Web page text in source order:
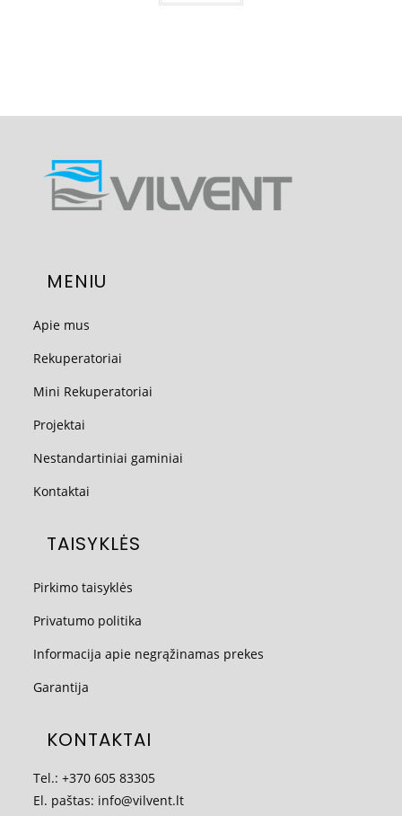
MENIU
Apie mus
Rekuperatoriai
Mini Rekuperatoriai
Projektai
Nestandartiniai gaminiai
Kontaktai
TAISYKLĖS
Pirkimo taisyklės
Privatumo politika
Informacija apie negrąžinamas prekes
Garantija
KONTAKTAI
Tel.:+370 605 83305
El. paštas: info@vilvent.lt